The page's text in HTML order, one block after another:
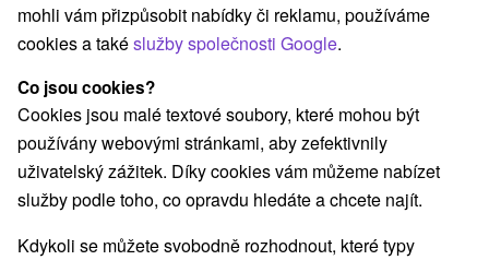
Všechny kategorie
Pobyty v akci(2)
Wellness pobyty(7) Víkendové pobyty(5)
Romantické pobyty
Rodinné pobyty(1)
Vyberte lokalitu nebo termín
Nejprodávanější
mohli vám přizpůsobit nabídky či reklamu, používáme
cookies a takéslužby společnosti Google.
Co jsou cookies?
Cookies jsou malé textové soubory, které mohou být
používány webovými stránkami, aby zefektivnily
uživatelský zážitek. Díky cookies vám můžeme nabízet
služby podle toho, co opravdu hledáte a chcete najít.
Kdykoli se můžete svobodně rozhodnout, které typy